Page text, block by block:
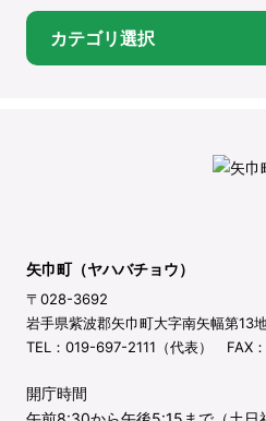
カテゴリ選択
矢巾町（ヤハバチョウ）
〒028-3692
岩手県紫波郡矢巾町大字南矢幅第13
TEL：019-697-2111（代表） FAX
開庁時間